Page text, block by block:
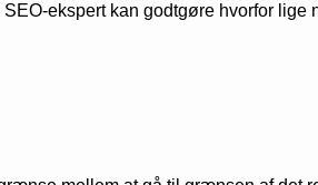
ekspert kan godtgøre hvorfor lige